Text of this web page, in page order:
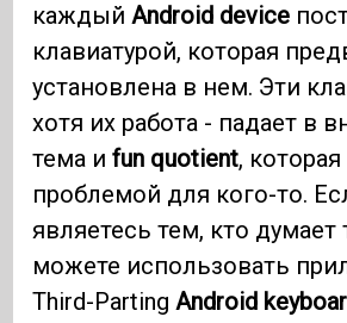
каждыйAndroid device
клавиатурой, которая
установлена ​​в нем. Эти
хотя их работа - падает в
тема иfun quotient,
проблемой для кого-то.
являетесь тем, кто думает
можете использовать
Third-PartingAndroid